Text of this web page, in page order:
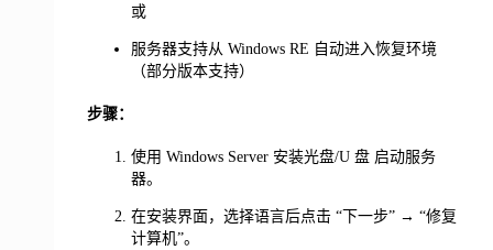
或
服务器支持从 Windows RE 自动进入恢复环境
（部分版本支持）
步骤：
使用 Windows Server 安装光盘/U 盘 启动服务
器。
在安装界面，选择语言后点击 “下一步” → “修复
计算机”。